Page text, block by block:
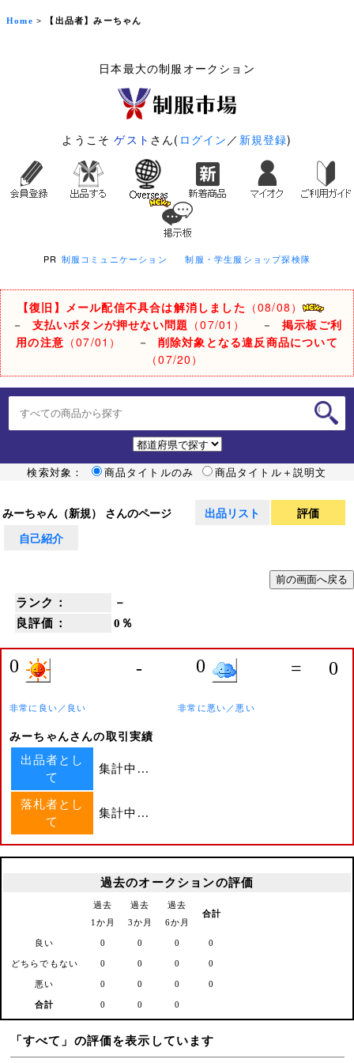
Home > 【出品者】みーちゃん
日本最大の制服オークション
ようこそゲスト さん( ログイン ／ 新規登録)
PR 制服コミュニケーション 制服・学生服ショップ探検隊
【復旧】メール配信不具合は解消しました （08/08）
－ 支払いボタンが押せない問題 （07/01） －掲示板ご利
用の注意 （07/01） － 削除対象となる違反商品について
（07/20）
検索対象： 商品タイトルのみ 商品タイトル＋説明文
みーちゃん（新規） さんのページ 出品リスト
評価
自己紹介
ランク：
－
良評価：
0％
0 - 0 = 0
非常に良い／良い 非常に悪い／悪い
みーちゃんさんの取引実績
出品者とし
て
集計中...
落札者とし
て
集計中...
過去のオークションの評価
過去
1か月
過去
3か月
過去
6か月
合計
良い 0 0 0 0
どちらでもない 0 0 0 0
悪い 0 0 0 0
合計 0 0 0
「すべて」の評価を表示しています